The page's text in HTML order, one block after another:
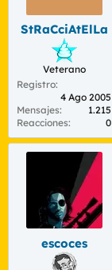
StRaCciAtElLa
Veterano
Registro
4 Ago 2005
Mensajes
1.215
Reacciones
0
escoces